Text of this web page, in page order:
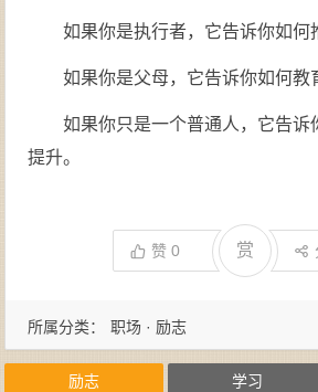
如果你是执行者，它告诉你如何
如果你是父母，它告诉你如何教
如果你只是一个普通人，它告诉
提升。
赞0 赏
所属分类： 职场 · 励志
励志 学习